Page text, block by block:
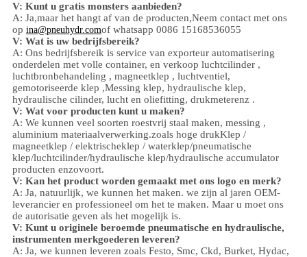
V: Kunt u gratis monsters aanbieden?
A: Ja,maar het hangt af van de producten,Neem contact met ons
op ina@pneuhydr.comof whatsapp 0086 15168536055
V: Wat is uw bedrijfsbereik?
A: Ons bedrijfsbereik is service van exporteur automatisering
onderdelen met volle container, en verkoop luchtcilinder ,
luchtbronbehandeling , magneetklep , luchtventiel,
gemotoriseerde klep ,Messing klep, hydraulische klep,
hydraulische cilinder, lucht en oliefitting, drukmeterenz .
V: Wat voor producten kunt u maken?
A: We kunnen veel soorten roestvrij staal maken, messing ,
aluminium materiaalverwerking.zoals hoge drukKlep /
magneetklep / elektrischeklep / waterklep/pneumatische
klep/luchtcilinder/hydraulische klep/hydraulische accumulator
producten enzovoort.
V: Kan het product worden gemaakt met ons logo en merk?
A: Ja, natuurlijk, we kunnen het maken. we zijn al jaren OEM-
leverancier en professioneel om het te maken. Maar u moet ons
de autorisatie geven als het mogelijk is.
V: Kunt u originele beroemde pneumatische en hydraulische,
instrumenten merkgoederen leveren?
A: Ja, we kunnen leveren zoals Festo, Smc, Ckd, Burket, Hydac,